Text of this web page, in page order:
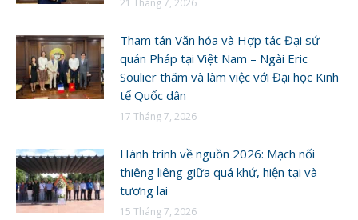
21 Tháng 7, 2026
Tham tán Văn hóa và Hợp tác Đại sứ
quán Pháp tại Việt Nam – Ngài Eric
Soulier thăm và làm việc với Đại học Kinh
tế Quốc dân
17 Tháng 7, 2026
Hành trình về nguồn 2026: Mạch nối
thiêng liêng giữa quá khứ, hiện tại và
tương lai
15 Tháng 7, 2026